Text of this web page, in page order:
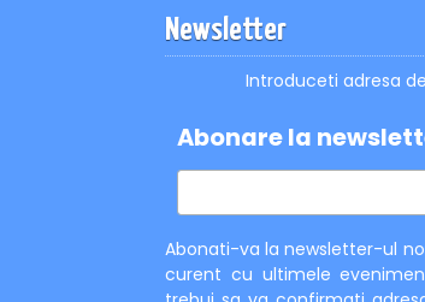
Newsletter
Introduceti adresa
Abonare la
Abonati-va la newsletter-ul
curent cu ultimele